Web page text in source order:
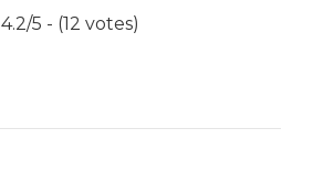
4.2/5 - (12 votes)